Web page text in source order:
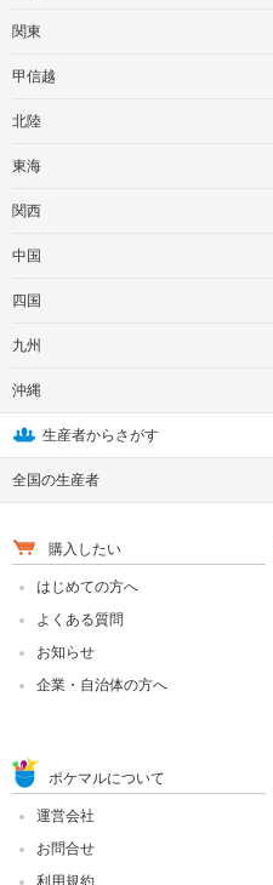
関東
甲信越
北陸
東海
関西
中国
四国
九州
沖縄
生産者からさがす
全国の生産者
購入したい
はじめての方へ
よくある質問
お知らせ
企業・自治体の方へ
ポケマルについて
運営会社
お問合せ
利用規約